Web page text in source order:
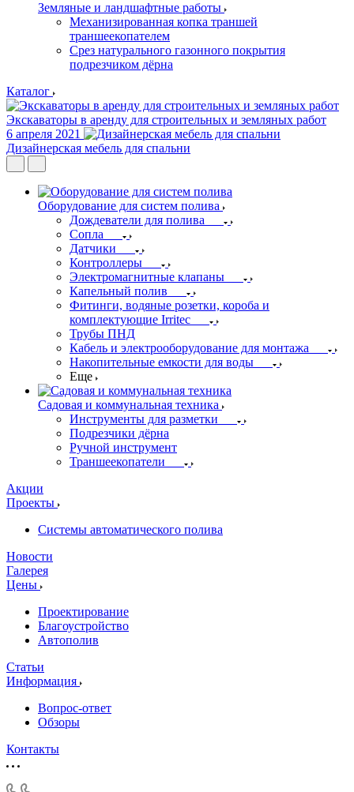
Земляные и ландшафтные работы
Механизированная копка траншей
траншеекопателем
Срез натурального газонного покрытия
подрезчиком дёрна
Каталог
Экскаваторы в аренду для строительных и земляных работ
6 апреля 2021
Дизайнерская мебель для спальни
Оборудование для систем полива
Дождеватели для полива
Сопла
Датчики
Контроллеры
Электромагнитные клапаны
Капельный полив
Фитинги, водяные розетки, короба и
комплектующие Irritec
Трубы ПНД
Кабель и электрооборудование для монтажа
Накопительные емкости для воды
Еще
Садовая и коммунальная техника
Инструменты для разметки
Подрезчики дёрна
Ручной инструмент
Траншеекопатели
Акции
Проекты
Системы автоматического полива
Новости
Галерея
Цены
Проектирование
Благоустройство
Автополив
Статьи
Информация
Вопрос-ответ
Обзоры
Контакты